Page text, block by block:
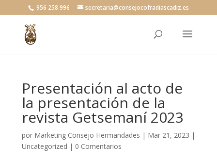
956 258 996 secretaria@consejocofradiascadiz.es
Presentación al acto de
la presentación de la
revista Getsemaní 2023
por Marketing Consejo Hermandades | Mar 21, 2023 |
Uncategorized | 0 Comentarios